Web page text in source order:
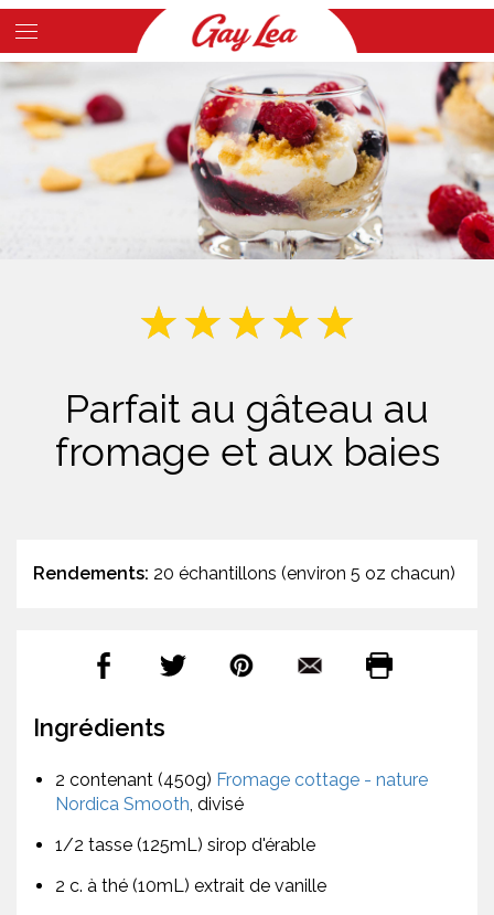
Skip
to
main
content
Content
Parfait au gâteau au
fromage et aux baies
Rendements: 20 échantillons (environ 5 oz chacun)
Ingrédients
2 contenant (450g) Fromage cottage - nature
Nordica Smooth, divisé
1/2 tasse (125mL) sirop d'érable
2 c. à thé (10mL) extrait de vanille